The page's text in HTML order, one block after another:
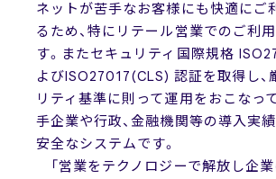
ネットが苦手なお客様にも快適にご
るため、特にリテール営業でのご利
す。またセキュリティ国際規格
よびISO27017(CLS) 認証を取得し、
リティ基準に則って運用をおこなっ
手企業や行政、金融機関等の導入実績
安全なシステムです。
「営業をテクノロジーで解放し企